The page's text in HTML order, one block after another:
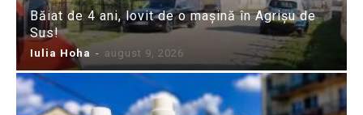
Băiat de 4 ani, lovit de o mașină în Agrișu de
Sus!
Iulia Hoha - august 9, 2026